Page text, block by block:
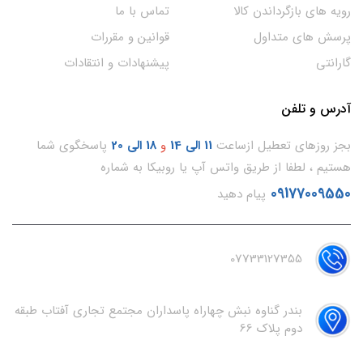
رویه های بازگرداندن کالا
پرسش های متداول
گارانتی
تماس با ما
قوانین و مقررات
پیشنهادات و انتقادات
آدرس و تلفن
بجز روزهای تعطیل ازساعت 11 الی 14 و 18 الی 20
پاسخگوی شما
هستیم ، لطفا از طریق واتس آپ یا روبیکا به شماره
09177009550 پیام دهید
07733127355
بندر گناوه نبش چهاراه پاسداران مجتمع تجاری آفتاب طبقه
دوم پلاک 66